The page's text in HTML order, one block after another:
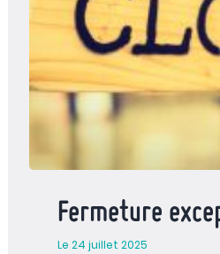
Fermeture
Le 24 juillet 2025